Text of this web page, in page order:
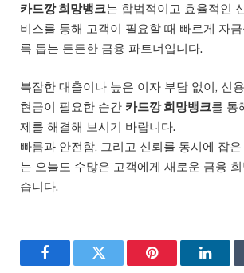
카드깡 희망뱅크는 합법적이고 효율적인
비스를 통해 고객이 필요할 때 빠르게 자
록 돕는 든든한 금융 파트너입니다.
복잡한 대출이나 높은 이자 부담 없이, 신
현금이 필요한 순간 카드깡 희망뱅크를 통
제를 해결해 보시기 바랍니다.
빠름과 안전함, 그리고 신뢰를 동시에 잡
는 오늘도 수많은 고객에게 새로운 금융
습니다.
FacebookTwitter Pinterest